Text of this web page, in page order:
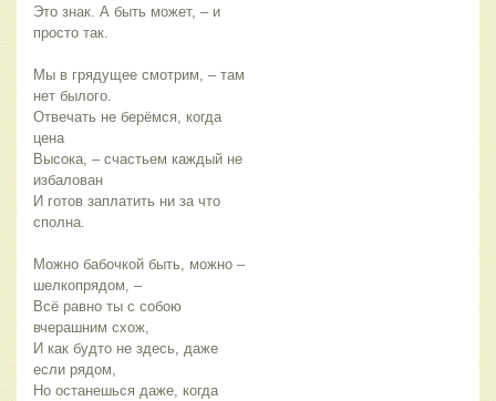
Это знак. А быть может, – и
просто так.
Мы в грядущее смотрим, – там
нет былого.
Отвечать не берёмся, когда
цена
Высока, – счастьем каждый не
избалован
И готов заплатить ни за что
сполна.
Можно бабочкой быть, можно –
шелкопрядом, –
Всё равно ты с собою
вчерашним схож,
И как будто не здесь, даже
если рядом,
Но останешься даже, когда